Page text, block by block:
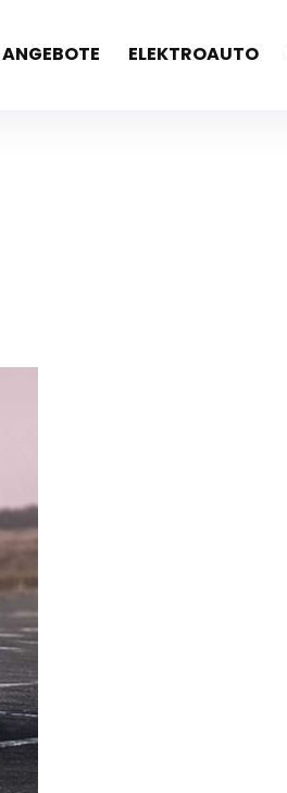
ANGEBOTE ELEKTROAUTO